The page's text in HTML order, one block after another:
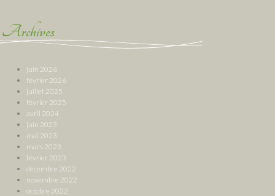
Archives
juin 2026
février 2026
juillet 2025
février 2025
avril 2024
juin 2023
mai 2023
mars 2023
février 2023
décembre 2022
novembre 2022
octobre 2022